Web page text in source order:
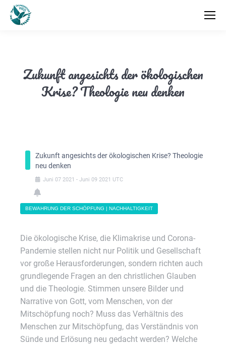
Zukunft angesichts der ökologischen
Krise? Theologie neu denken
Zukunft angesichts der ökologischen Krise? Theologie
neu denken
Juni 07 2021 - Juni 09 2021 UTC
BEWAHRUNG DER SCHÖPFUNG | NACHHALTIGKEIT
Die ökologische Krise, die Klimakrise und Corona-
Pandemie stellen nicht nur Politik und Gesellschaft
vor große Herausforderungen, sondern richten auch
grundlegende Fragen an den christlichen Glauben
und die Theologie. Stimmen unsere Bilder und
Narrative von Gott, vom Menschen, von der
Mitschöpfung noch? Muss das Verhältnis des
Menschen zur Mitschöpfung, das Verständnis von
Sünde und Erlösung neu gedacht werden? Welche